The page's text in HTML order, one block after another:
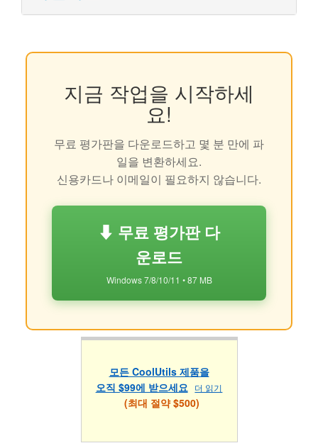
지금 작업을 시작하세
요!
무료 평가판을 다운로드하고 몇 분 만에 파
일을 변환하세요.
신용카드나 이메일이 필요하지 않습니다.
⬇ 무료 평가판 다
운로드
Windows 7/8/10/11 • 87 MB
모든 CoolUtils 제품을
오직 $99에 받으세요
더 읽기
(최대 절약 $500)